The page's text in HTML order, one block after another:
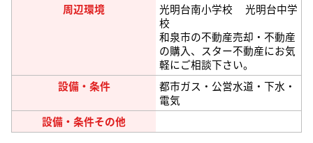
周辺環境
光明台南小学校 光明台中学
校
和泉市の不動産売却・不動産
の購入、スター不動産にお気
軽にご相談下さい。
設備・条件
都市ガス・公営水道・下水・
電気
設備・条件その他